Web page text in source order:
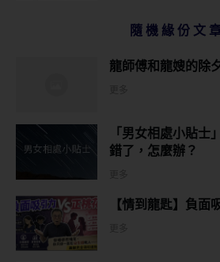
隨機緣份文
龍師傅和龍嫂的除
「男女相處小貼士
錯了，怎麼辦？
【情到龍匙】負面